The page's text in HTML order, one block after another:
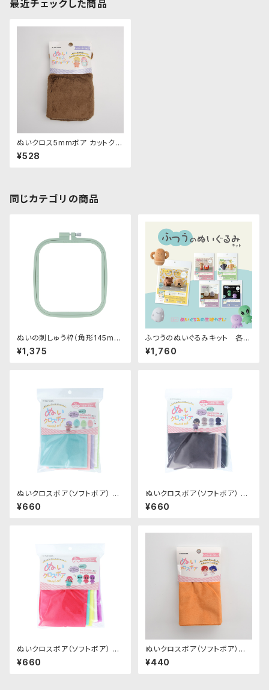
最近チェックした商品
ぬいクロス5mmボア カットクロ
ス（ココアブラウン）｜清原株式
会社
¥528
同じカテゴリの商品
ぬいの刺しゅう枠（角形145mm
×165mm）｜清原株式会社
¥1,375
ふつうのぬいぐるみキット 各種
｜清原株式会社
¥1,760
ぬいクロスボア（ソフトボア） ア
ソートセット（パステルカラー）｜
清原株式会社
¥660
ぬいクロスボア（ソフトボア） ア
ソートセット（ニュアンスカラー）
｜清原株式会社
¥660
ぬいクロスボア（ソフトボア） ア
ソートセット（ビビッドカラー）｜
清原株式会社
¥660
ぬいクロスボア（ソフトボア）カッ
トクロス（アプリコット）｜清原株
式会社
¥440